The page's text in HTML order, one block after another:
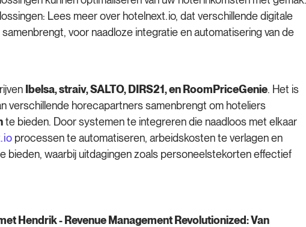
Lees meer over hotelnext.io, dat verschillende digitale
voor naadloze integratie en automatisering van de
Ibelsa, straiv, SALTO, DIRS21, en RoomPriceGenie. Het is
verschillende horecapartners samenbrengt om hoteliers
te bieden. Door systemen te integreren die naadloos met elkaar
processen te automatiseren, arbeidskosten te verlagen en
bieden, waarbij uitdagingen zoals personeelstekorten effectief
Hendrik - Revenue Management Revolutionized: Van